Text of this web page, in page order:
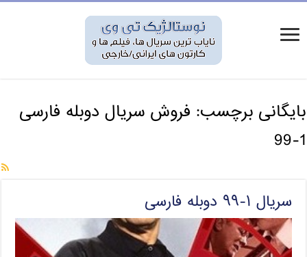
بایگانی برچسب: فروش سریال دوبله فارسی
1-99
سریال ۱-۹۹ دوبله فارسی